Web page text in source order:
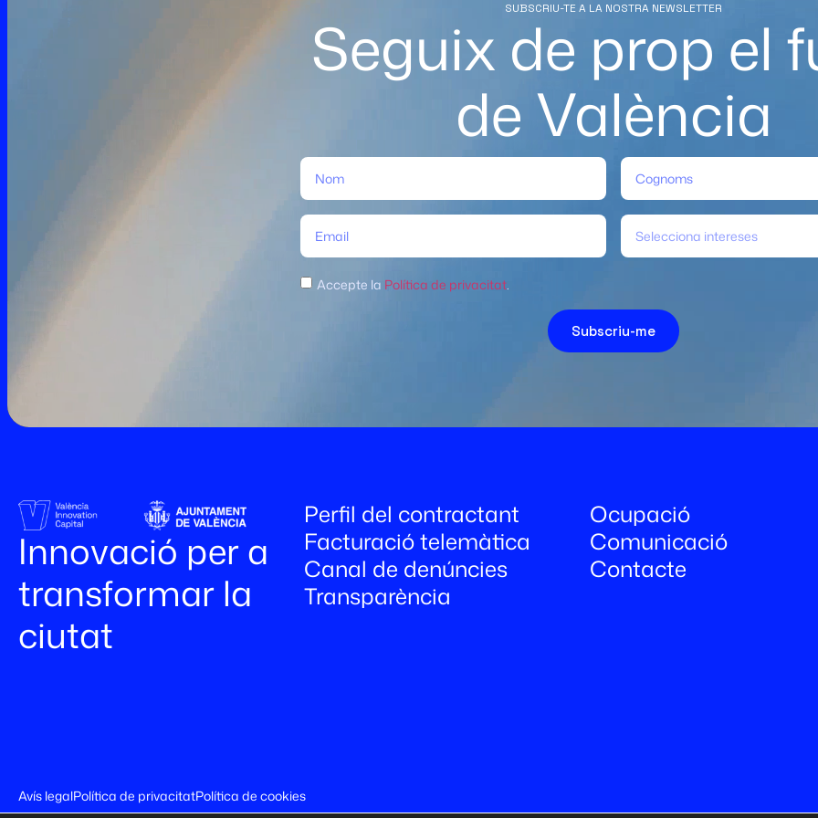
SUBSCRIU-TE A LA NOSTRA NEWSLETTER
Seguix de prop el
de València
Selecciona intereses
Accepte la Política de privacitat.
Subscriu-me
Innovació per a
transformar la
ciutat
Perfil del contractant
Facturació telemàtica
Canal de denúncies
Transparència
Ocupació
Comunicació
Contacte
Avís legalPolítica de privacitatPolítica de cookies